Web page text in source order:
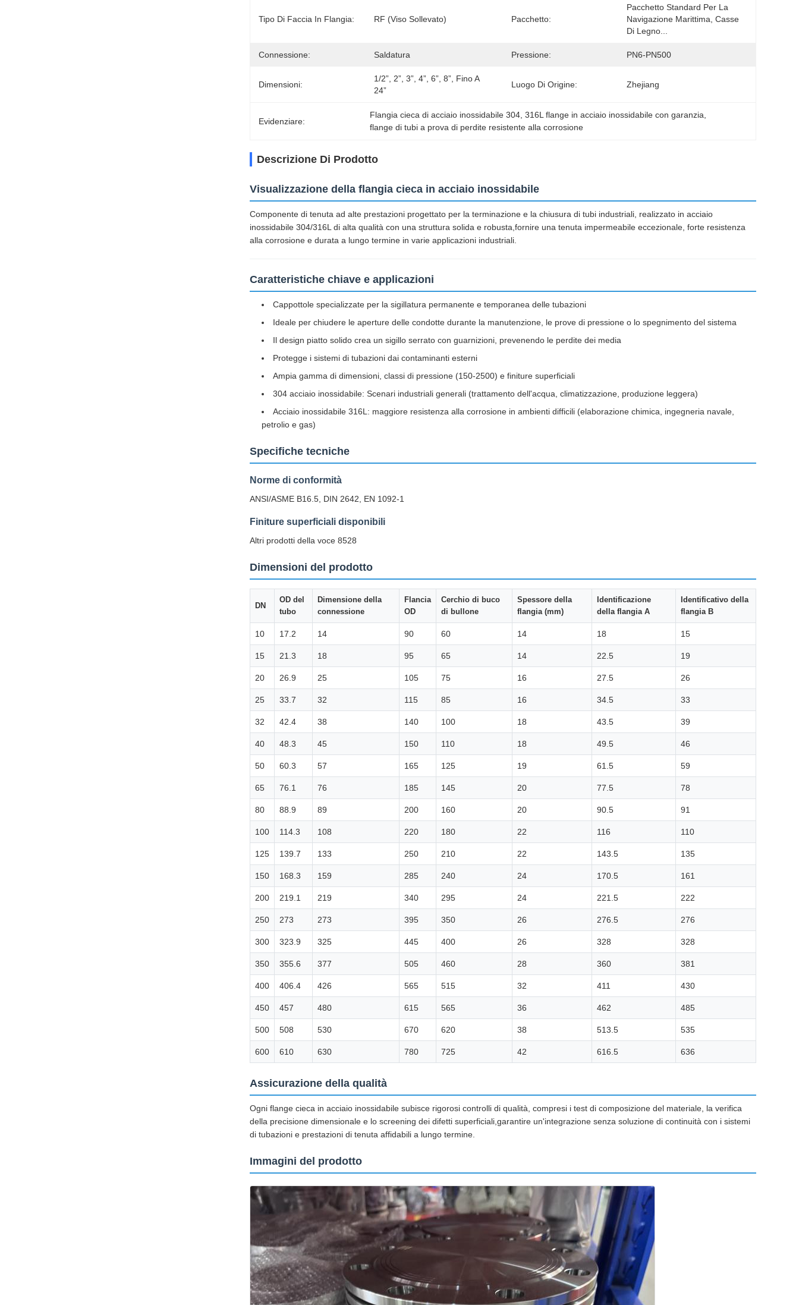
Tipo Di Faccia In Flangia: RF (viso Sollevato) Pacchetto:
Pacchetto Standard Per La
Navigazione Marittima, Casse
Di Legno...
Connessione: Saldatura Pressione: PN6-PN500
Dimensioni:
1/2”, 2”, 3”, 4”, 6”, 8”, Fino A
24”
Luogo Di Origine: Zhejiang
Evidenziare:
Flangia cieca di acciaio inossidabile 304 , 316L flange in acciaio inossidabile con garanzia
flange di tubi a prova di perdite resistente alla corrosione
Descrizione Di Prodotto
Visualizzazione della flangia cieca in acciaio inossidabile
Componente di tenuta ad alte prestazioni progettato per la terminazione e la chiusura di tubi industriali, realizzato in acciaio
inossidabile 304/316L di alta qualità con una struttura solida e robusta,fornire una tenuta impermeabile eccezionale, forte resistenza
alla corrosione e durata a lungo termine in varie applicazioni industriali.
Caratteristiche chiave e applicazioni
Cappottole specializzate per la sigillatura permanente e temporanea delle tubazioni
Ideale per chiudere le aperture delle condotte durante la manutenzione, le prove di pressione o lo spegnimento del sistema
Il design piatto solido crea un sigillo serrato con guarnizioni, prevenendo le perdite dei media
Protegge i sistemi di tubazioni dai contaminanti esterni
Ampia gamma di dimensioni, classi di pressione (150-2500) e finiture superficiali
304 acciaio inossidabile: Scenari industriali generali (trattamento dell'acqua, climatizzazione, produzione leggera)
Acciaio inossidabile 316L: maggiore resistenza alla corrosione in ambienti difficili (elaborazione chimica, ingegneria navale,
petrolio e gas)
Specifiche tecniche
Norme di conformità
ANSI/ASME B16.5, DIN 2642, EN 1092-1
Finiture superficiali disponibili
Altri prodotti della voce 8528
Dimensioni del prodotto
DN
OD del
tubo
Dimensione della
connessione
Flancia
OD
Cerchio di buco
di bullone
Spessore della
flangia (mm)
Identificazione
della flangia A
Identificativo della
flangia B
10 17.2 14 90 60 14 18 15
15 21.3 18 95 65 14 22.5 19
20 26.9 25 105 75 16 27.5 26
25 33.7 32 115 85 16 34.5 33
32 42.4 38 140 100 18 43.5 39
40 48.3 45 150 110 18 49.5 46
50 60.3 57 165 125 19 61.5 59
65 76.1 76 185 145 20 77.5 78
80 88.9 89 200 160 20 90.5 91
100 114.3 108 220 180 22 116 110
125 139.7 133 250 210 22 143.5 135
150 168.3 159 285 240 24 170.5 161
200 219.1 219 340 295 24 221.5 222
250 273 273 395 350 26 276.5 276
300 323.9 325 445 400 26 328 328
350 355.6 377 505 460 28 360 381
400 406.4 426 565 515 32 411 430
450 457 480 615 565 36 462 485
500 508 530 670 620 38 513.5 535
600 610 630 780 725 42 616.5 636
Assicurazione della qualità
Ogni flange cieca in acciaio inossidabile subisce rigorosi controlli di qualità, compresi i test di composizione del materiale, la verifica
della precisione dimensionale e lo screening dei difetti superficiali,garantire un'integrazione senza soluzione di continuità con i sistemi
di tubazioni e prestazioni di tenuta affidabili a lungo termine.
Immagini del prodotto